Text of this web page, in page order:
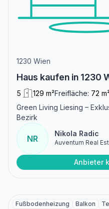
1230 Wien
Haus kaufen in 1230
5 129 m²Freifläche: 72 m²
Green Living Liesing –
Bezirk
NR
Nikola Radic
Auventum Real
Anbieter
Fußbodenheizung Balkon